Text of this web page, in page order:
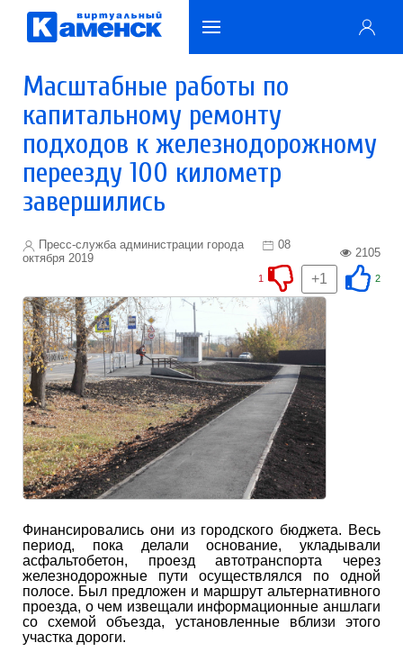
Масштабные работы по
капитальному ремонту
подходов к железнодорожному
переезду 100 километр
завершились
Пресс-служба администрации города
08
октября 2019
2105
2
+1
1
Финансировались они из городского бюджета. Весь
период, пока делали основание, укладывали
асфальтобетон, проезд автотранспорта через
железнодорожные пути осуществлялся по одной
полосе. Был предложен и маршрут альтернативного
проезда, о чем извещали информационные аншлаги
со схемой объезда, установленные вблизи этого
участка дороги.